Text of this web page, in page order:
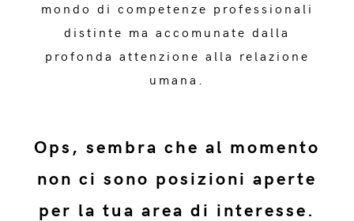
mondo di competenze professionali
distinte ma accomunate dalla
profonda attenzione alla relazione
umana.
Ops, sembra che al momento
non ci sono posizioni aperte
per la tua area di interesse.